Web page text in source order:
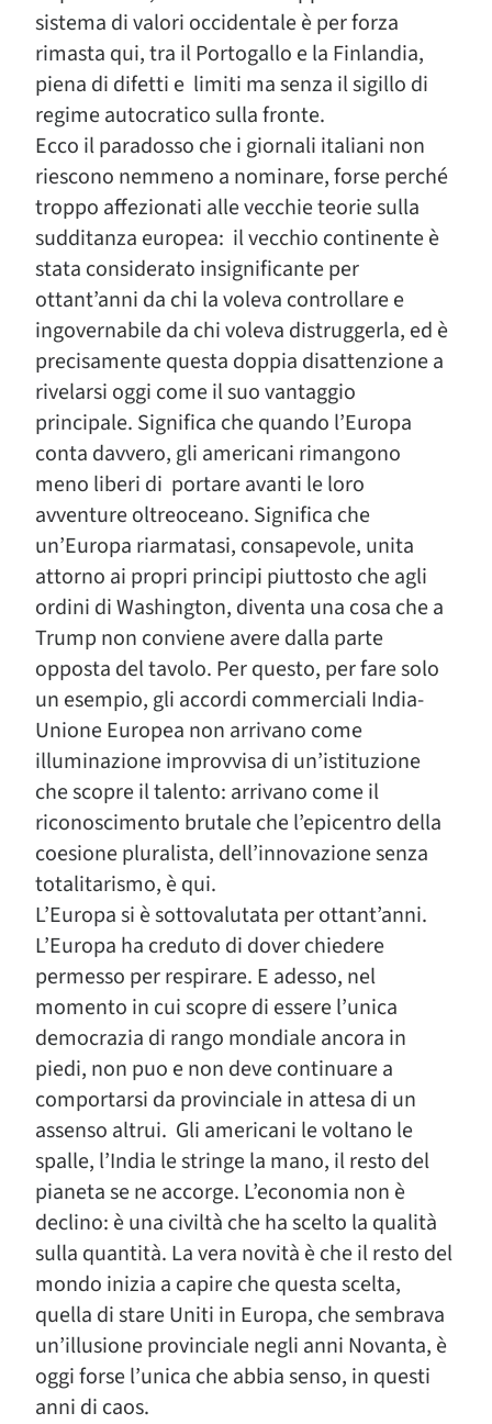
sistema di valori occidentale è per forza
rimasta qui, tra il Portogallo e la Finlandia,
piena di difetti e limiti ma senza il sigillo di
regime autocratico sulla fronte.
Ecco il paradosso che i giornali italiani non
riescono nemmeno a nominare, forse perché
troppo affezionati alle vecchie teorie sulla
sudditanza europea: il vecchio continente è
stata considerato insignificante per
ottant’anni da chi la voleva controllare e
ingovernabile da chi voleva distruggerla, ed è
precisamente questa doppia disattenzione a
rivelarsi oggi come il suo vantaggio
principale. Significa che quando l’Europa
conta davvero, gli americani rimangono
meno liberi di portare avanti le loro
avventure oltreoceano. Significa che
un’Europa riarmatasi, consapevole, unita
attorno ai propri principi piuttosto che agli
ordini di Washington, diventa una cosa che a
Trump non conviene avere dalla parte
opposta del tavolo. Per questo, per fare solo
un esempio, gli accordi commerciali India-
Unione Europea non arrivano come
illuminazione improvvisa di un’istituzione
che scopre il talento: arrivano come il
riconoscimento brutale che l’epicentro della
coesione pluralista, dell’innovazione senza
totalitarismo, è qui.
L’Europa si è sottovalutata per ottant’anni.
L’Europa ha creduto di dover chiedere
permesso per respirare. E adesso, nel
momento in cui scopre di essere l’unica
democrazia di rango mondiale ancora in
piedi, non puo e non deve continuare a
comportarsi da provinciale in attesa di un
assenso altrui. Gli americani le voltano le
spalle, l’India le stringe la mano, il resto del
pianeta se ne accorge. L’economia non è
declino: è una civiltà che ha scelto la qualità
sulla quantità. La vera novità è che il resto del
mondo inizia a capire che questa scelta,
quella di stare Uniti in Europa, che sembrava
un’illusione provinciale negli anni Novanta, è
oggi forse l’unica che abbia senso, in questi
anni di caos.